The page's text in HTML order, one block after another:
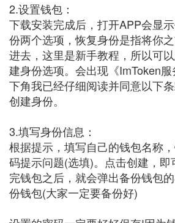
2.设置钱包：
下载安装完成后，打开APP会显
份两个选项，恢复身份是指将你
进去，这里是新手教程，所以可
建身份选项。会出现《ImToken
下角我已经仔细阅读并同意以下
创建身份。
3.填写身份信息：
根据提示，填写自己的钱包名称
码提示问题(选填)。点击创建，
完钱包之后，就会弹出备份钱包
份钱包(大家一定要备份好)